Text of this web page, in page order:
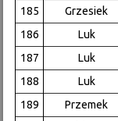
185
Grzesiek
186
Luk
187
Luk
188
Luk
189
Przemek